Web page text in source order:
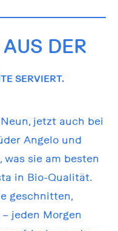
DER
SERVIERT.
jetzt auch bei
Angelo und
was sie am besten
in Bio-Qualität.
geschnitten,
jeden Morgen